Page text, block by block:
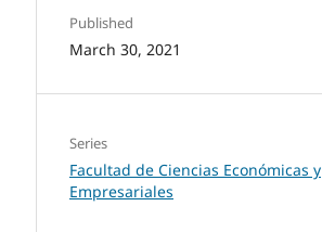
Published
March 30, 2021
Series
Facultad de Ciencias Económicas y
Empresariales